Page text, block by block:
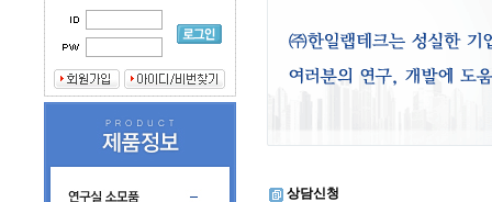
상담신청